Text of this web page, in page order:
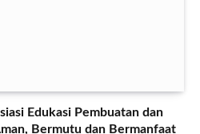
Edukasi Pembuatan dan
Bermutu dan Bermanfaat